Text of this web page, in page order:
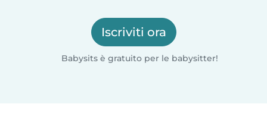
Iscriviti ora
Babysits è gratuito per le babysitter!